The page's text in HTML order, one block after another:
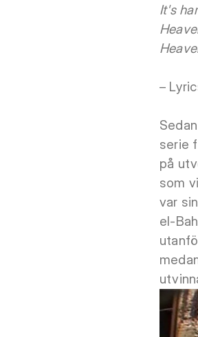
It's
–
serie
på
som
var
el-